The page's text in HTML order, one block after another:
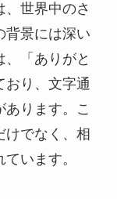
、世界中のさ
背景には深い
「ありがと
おり、文字通
あります。こ
けでなく、相
います。